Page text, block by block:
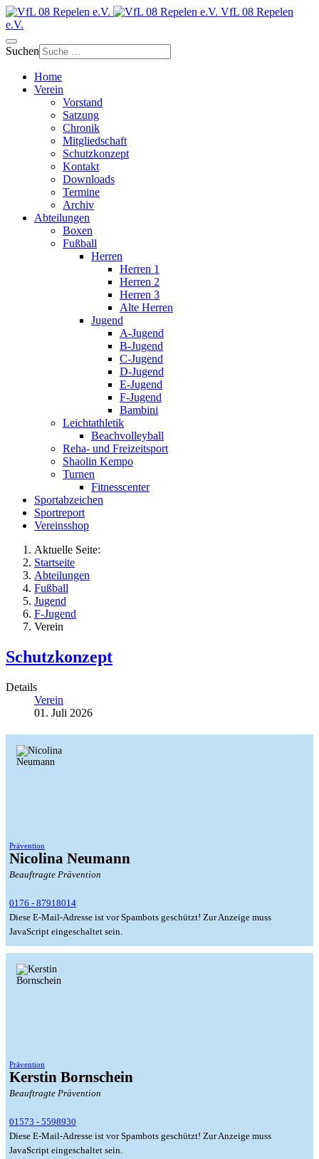
VfL 08 Repelen
e.V.
Suchen
Home
Verein
Vorstand
Satzung
Chronik
Mitgliedschaft
Schutzkonzept
Kontakt
Downloads
Termine
Archiv
Abteilungen
Boxen
Fußball
Herren
Herren 1
Herren 2
Herren 3
Alte Herren
Jugend
A-Jugend
B-Jugend
C-Jugend
D-Jugend
E-Jugend
F-Jugend
Bambini
Leichtathletik
Beachvolleyball
Reha- und Freizeitsport
Shaolin Kempo
Turnen
Fitnesscenter
Sportabzeichen
Sportreport
Vereinsshop
Aktuelle Seite:
Startseite
Abteilungen
Fußball
Jugend
F-Jugend
Verein
Schutzkonzept
Details
Verein
01. Juli 2026
Prävention
Nicolina Neumann
Beauftragte Prävention
0176 - 87918014
Diese E-Mail-Adresse ist vor Spambots geschützt! Zur Anzeige muss
JavaScript eingeschaltet sein.
Prävention
Kerstin Bornschein
Beauftragte Prävention
01573 - 5598930
Diese E-Mail-Adresse ist vor Spambots geschützt! Zur Anzeige muss
JavaScript eingeschaltet sein.